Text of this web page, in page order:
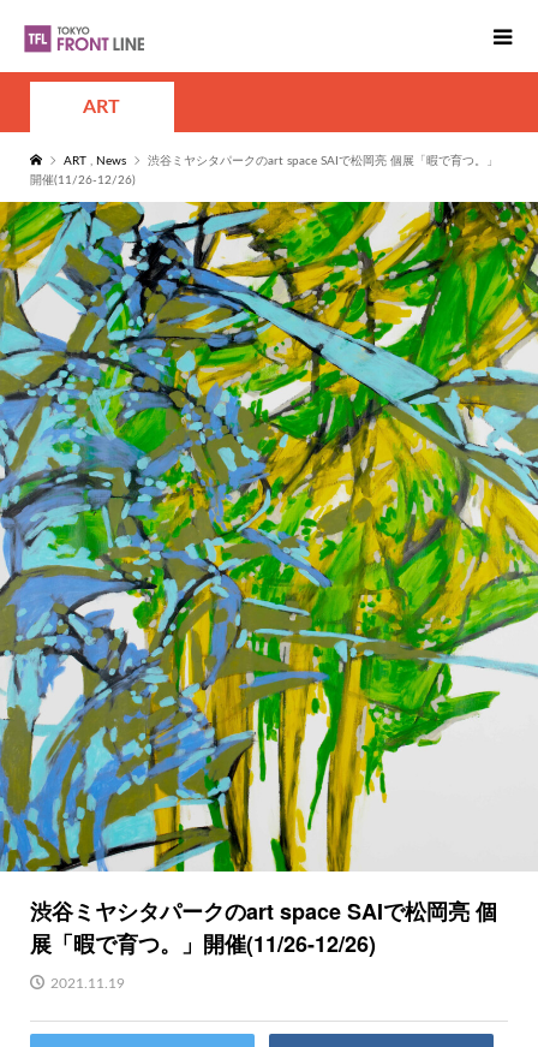
ART
ART , News
渋谷ミヤシタパークのart space SAIで松岡亮 個展「暇で育つ。」
開催(11/26-12/26)
渋谷ミヤシタパークのart space SAIで松岡亮 個
展「暇で育つ。」開催(11/26-12/26)
2021.11.19